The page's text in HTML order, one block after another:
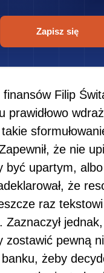
Zapisz się
Filip
prawidłowo
że nie
być upartym,
że
raz
Zaznaczył
zostawić pewną
żeby